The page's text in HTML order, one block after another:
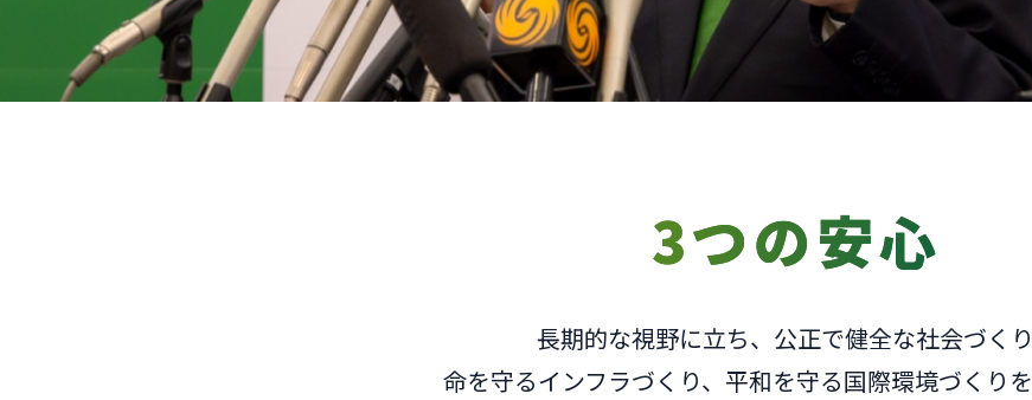
3つの安心
長期的な視野に立ち、公正で健全な社会づくり
命を守るインフラづくり、平和を守る国際環境づくりを